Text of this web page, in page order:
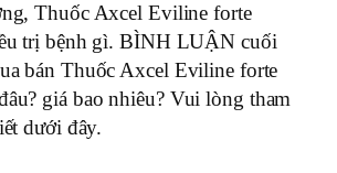
Thuốc Axcel Eviline forte
trị bệnh gì. BÌNH LUẬN cuối
bán Thuốc Axcel Eviline forte
giá bao nhiêu? Vui lòng tham
dưới đây.